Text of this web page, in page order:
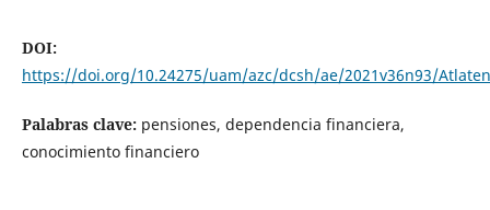
DOI:
https://doi.org/10.24275/uam/azc/dcsh/ae/2021v36n93/
Palabras clave: pensiones, dependencia financiera,
conocimiento financiero